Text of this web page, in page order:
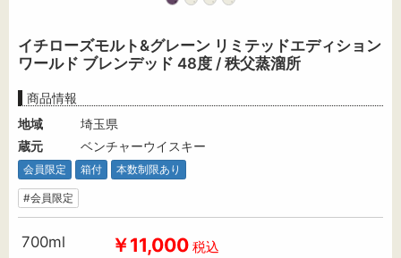
イチローズモルト&グレーン リミテッドエディション
ワールド ブレンデッド 48度 / 秩父蒸溜所
商品情報
地域
埼玉県
蔵元
ベンチャーウイスキー
会員限定 箱付 本数制限あり
#会員限定
700ml ￥11,000 税込